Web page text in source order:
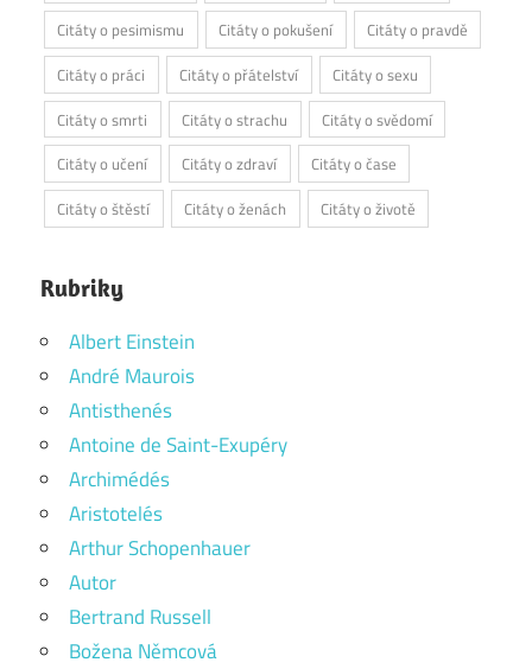
Citáty o pesimismu Citáty o pokušení
Citáty o pravdě
Citáty o práci
Citáty o přátelství
Citáty o sexu
Citáty o smrti
Citáty o strachu
Citáty o svědomí
Citáty o učení
Citáty o zdraví
Citáty o čase
Citáty o štěstí
Citáty o ženách Citáty o životě
Rubriky
Albert Einstein
André Maurois
Antisthenés
Antoine de Saint-Exupéry
Archimédés
Aristotelés
Arthur Schopenhauer
Autor
Bertrand Russell
Božena Němcová